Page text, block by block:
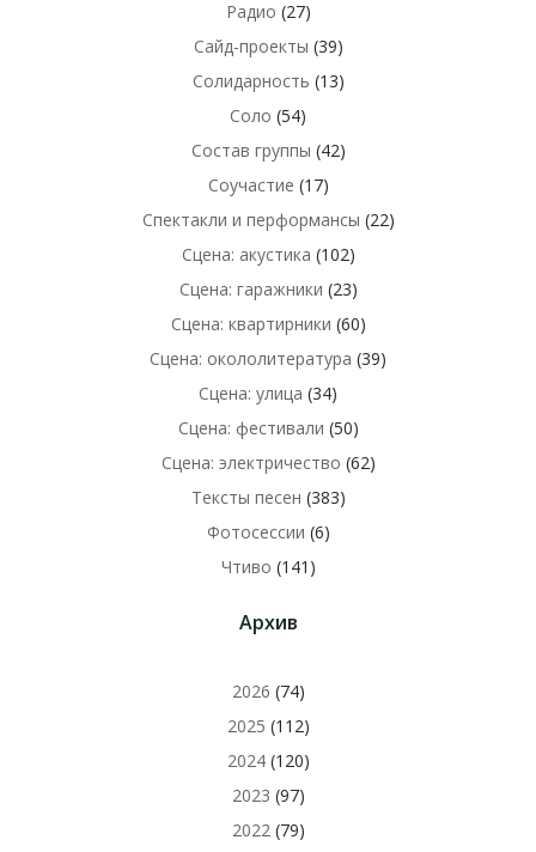
Радио (27)
Сайд-проекты (39)
Солидарность (13)
Соло (54)
Состав группы (42)
Соучастие (17)
Спектакли и перформансы (22)
Сцена: акустика (102)
Сцена: гаражники (23)
Сцена: квартирники (60)
Сцена: окололитература (39)
Сцена: улица (34)
Сцена: фестивали (50)
Сцена: электричество (62)
Тексты песен (383)
Фотосессии (6)
Чтиво (141)
Архив
2026 (74)
2025 (112)
2024(120)
2023 (97)
2022(79)